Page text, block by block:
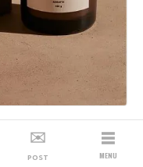
✉️
POST
☰
MENU